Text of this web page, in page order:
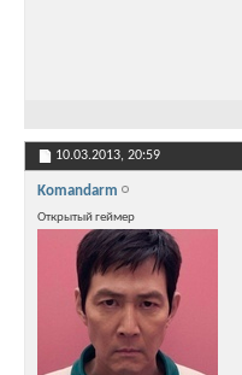
10.03.2013, 20:59
Komandarm
Открытый геймер